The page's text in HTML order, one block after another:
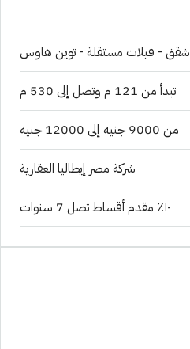
شقق - فيلات مستقلة - توين هاوس
تبدأ من 121 م وتصل إلى 530 م
من 9000 جنيه إلى 12000 جنيه
شركة مصر إيطاليا العقارية
١٠٪ مقدم أقساط تصل 7 سنوات